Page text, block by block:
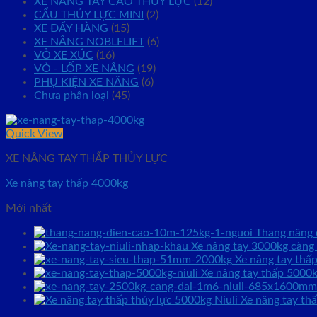
CẨU THỦY LỰC MINI
(2)
XE ĐẨY HÀNG (15)
XE NÂNG NOBLELIFT (6)
VỎ XE XÚC (16)
VỎ - LỐP XE NÂNG (19)
PHỤ KIỆN XE NÂNG (6)
Chưa phân loại (45)
Quick View
XE NÂNG TAY THẤP THỦY LỰC
Xe nâng tay thấp 4000kg
Mới nhất
Thang
Xe nâng tay 3000kg
Xe nâng tay
Xe nâng tay thấp
Xe nâng tay